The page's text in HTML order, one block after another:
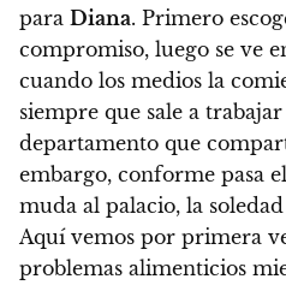
para Diana. Primero
compromiso, luego se ve
cuando los medios la
siempre que sale a
departamento que
embargo, conforme pasa
muda al palacio, la
Aquí vemos por primera
problemas alimenticios